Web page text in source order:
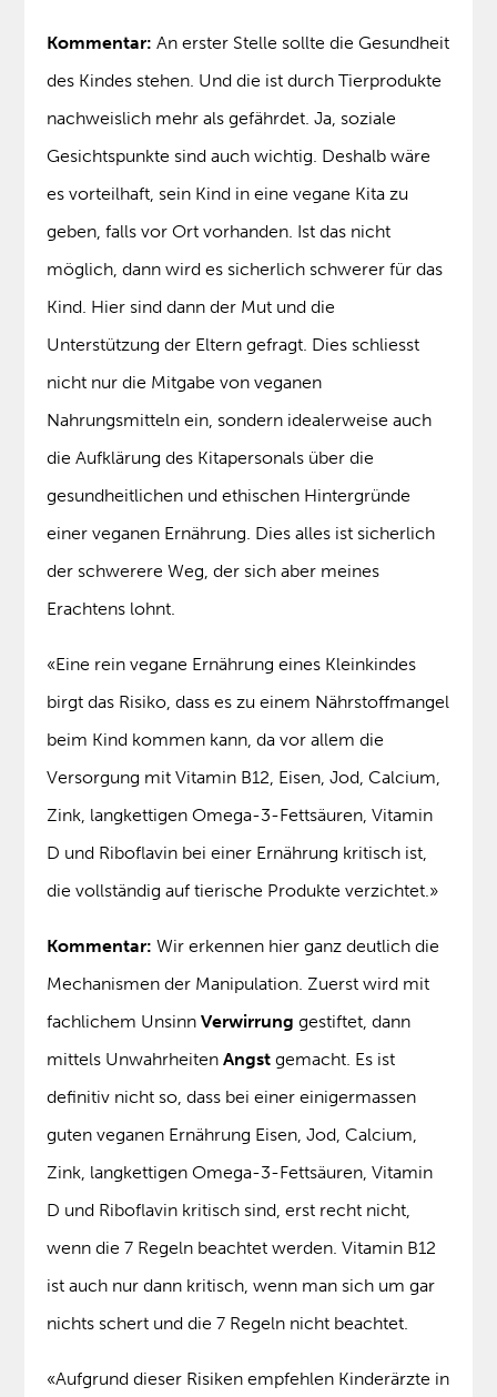
Kommentar: An erster Stelle sollte die Gesundheit
des Kindes stehen. Und die ist durch Tierprodukte
nachweislich mehr als gefährdet. Ja, soziale
Gesichtspunkte sind auch wichtig. Deshalb wäre
es vorteilhaft, sein Kind in eine vegane Kita zu
geben, falls vor Ort vorhanden. Ist das nicht
möglich, dann wird es sicherlich schwerer für das
Kind. Hier sind dann der Mut und die
Unterstützung der Eltern gefragt. Dies schliesst
nicht nur die Mitgabe von veganen
Nahrungsmitteln ein, sondern idealerweise auch
die Aufklärung des Kitapersonals über die
gesundheitlichen und ethischen Hintergründe
einer veganen Ernährung. Dies alles ist sicherlich
der schwerere Weg, der sich aber meines
Erachtens lohnt.
«Eine rein vegane Ernährung eines Kleinkindes
birgt das Risiko, dass es zu einem Nährstoffmangel
beim Kind kommen kann, da vor allem die
Versorgung mit Vitamin B12, Eisen, Jod, Calcium,
Zink, langkettigen Omega-3-Fettsäuren, Vitamin
D und Riboflavin bei einer Ernährung kritisch ist,
die vollständig auf tierische Produkte verzichtet.»
Kommentar: Wir erkennen hier ganz deutlich die
Mechanismen der Manipulation. Zuerst wird mit
fachlichem UnsinnVerwirrung gestiftet, dann
mittels UnwahrheitenAngst gemacht. Es ist
definitiv nicht so, dass bei einer einigermassen
guten veganen Ernährung Eisen, Jod, Calcium,
Zink, langkettigen Omega-3-Fettsäuren, Vitamin
D und Riboflavin kritisch sind, erst recht nicht,
wenn die 7 Regeln beachtet werden. Vitamin B12
ist auch nur dann kritisch, wenn man sich um gar
nichts schert und die 7 Regeln nicht beachtet.
«Aufgrund dieser Risiken empfehlen Kinderärzte in